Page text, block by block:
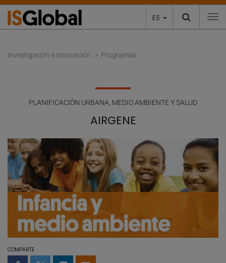
ES
Investigación e Innovación Programas
PLANIFICACIÓN URBANA, MEDIO AMBIENTE Y SALUD
AIRGENE
COMPARTE